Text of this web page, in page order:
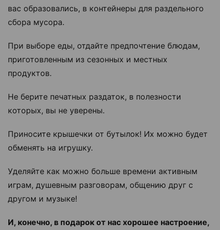
вас образовались, в контейнеры для раздельного
сбора мусора.
При выборе еды, отдайте предпочтение блюдам,
приготовленным из сезонных и местных
продуктов.
Не берите печатных раздаток, в полезности
которых, вы не уверены.
Приносите крышечки от бутылок! Их можно будет
обменять на игрушку.
Уделяйте как можно больше времени активным
играм, душевным разговорам, общению друг с
другом и музыке!
И, конечно, в подарок от нас хорошее настроение,